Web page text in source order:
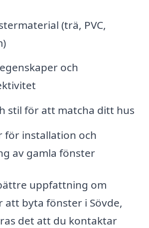
(trä, PVC,
och
stil för att matcha ditt hus
för installation och
av gamla fönster
uppfattning om
att byta fönster i Sövde,
det att du kontaktar